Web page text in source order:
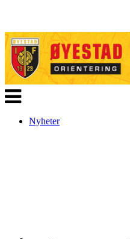
Veksle
navigasjon
Nyheter